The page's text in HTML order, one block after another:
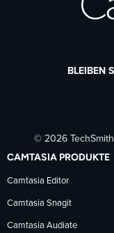
BLEIBEN
© 2026
CAMTASIA PRODUKTE
Camtasia Editor
Camtasia Snagit
Camtasia Audiate